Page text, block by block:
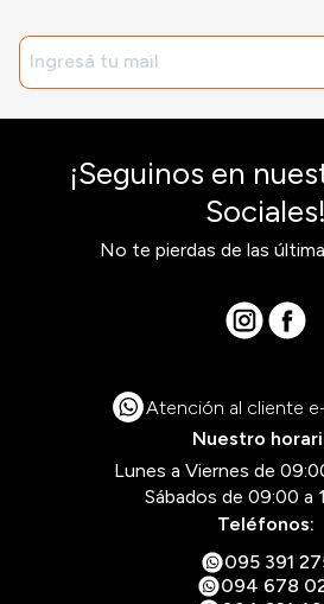
¡Seguinos en
Sociales!
No te pierdas de las
Atención al cliente
Nuestro
Lunes a Viernes de
Sábados de 09:00 a
Teléfonos:
095 391
094 678